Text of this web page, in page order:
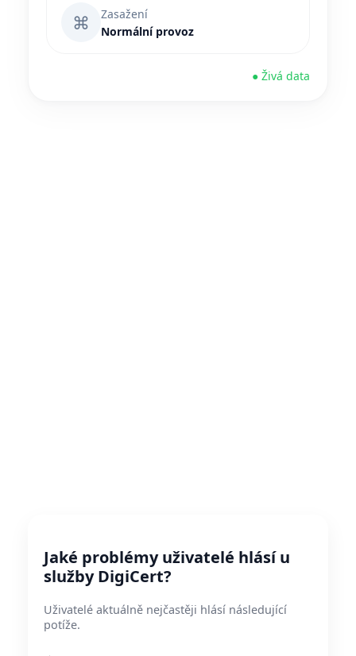
⌘
Zasažení
Normální provoz
● Živá data
Jaké problémy uživatelé hlásí u
služby DigiCert?
Uživatelé aktuálně nejčastěji hlásí následující
potíže.